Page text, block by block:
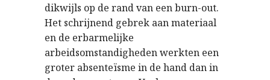
dikwijls op de rand van een burn-out.
Het schrijnend gebrek aan materiaal
en de erbarmelijke
arbeidsomstandigheden werkten een
groter absenteïsme in de hand dan in